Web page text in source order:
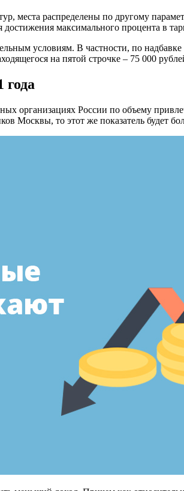
места распределены по другому
максимального процента в
условиям. В частности, по
на пятой строчке – 75 000
года
организациях России по объему
Москвы, то этот же показатель будет